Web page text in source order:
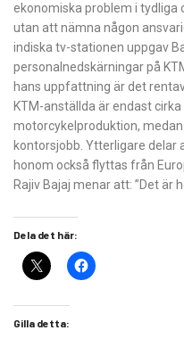
ekonomiska problem i tydliga
utan att nämna någon
indiska tv-stationen uppgav
personalnedskärningar på
hans uppfattning är det
KTM-anställda är endast
motorcykelproduktion,
kontorsjobb. Ytterligare delar
honom också flyttas från
Rajiv Bajaj menar att: ”Det är
Dela det här:
Gilla detta: